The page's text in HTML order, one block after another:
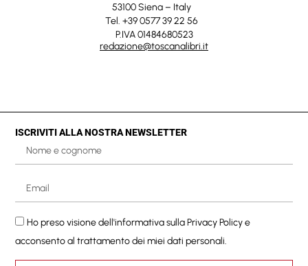
53100 Siena – Italy
Tel. +39 0577 39 22 56
P.IVA 01484680523
redazione@toscanalibri.it
ISCRIVITI ALLA NOSTRA NEWSLETTER
Ho preso visione dell'informativa sullaPrivacy Policye
acconsento al trattamento dei miei dati personali.